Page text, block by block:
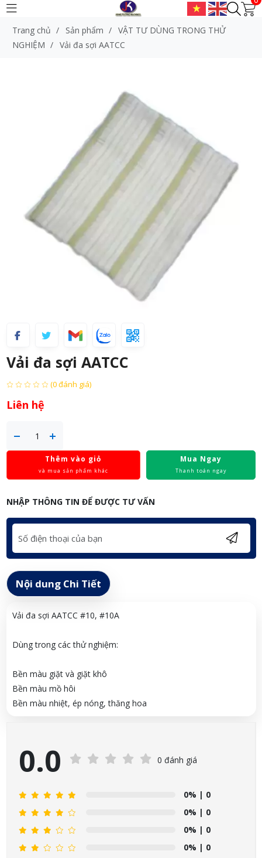
Trang chủ / Sản phẩm /
VẬT TƯ DÙNG TRONG THỬ
NGHIỆM / Vải đa sợi AATCC
Vải đa sợi AATCC
(0 đánh giá)
Liên hệ
Thêm vào giỏ
và mua sản phẩm khác
Mua Ngay
Thanh toán ngay
NHẬP THÔNG TIN ĐỂ ĐƯỢC TƯ VẤN
Nội dung Chi Tiết
Vải đa sợi AATCC #10, #10A
Dùng trong các thử nghiệm:
Bền màu giặt và giặt khô
Bền màu mồ hôi
Bền màu nhiệt, ép nóng, thăng hoa
0.0 0 đánh giá
0% | 0
0% | 0
0% | 0
0% | 0